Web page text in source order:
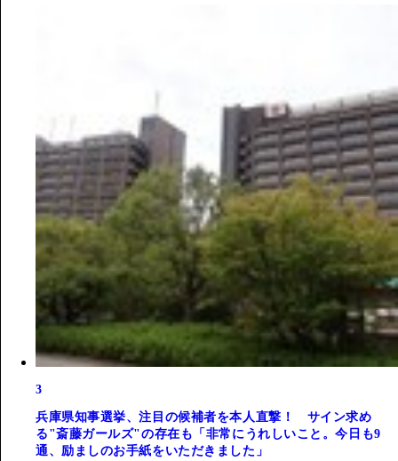
3
兵庫県知事選挙、注目の候補者を本人直撃！ サイン求め
る"斎藤ガールズ"の存在も「非常にうれしいこと。今日も9
通、励ましのお手紙をいただきました」